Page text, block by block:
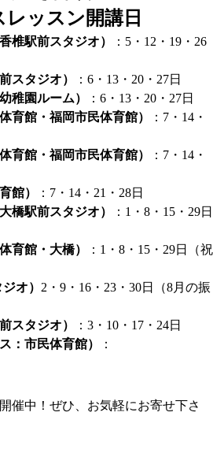
ッスン開講日
椎駅前スタジオ）
：5・12・19・26
スタジオ）
：6・13・20・27日
稚園ルーム）
：6・13・20・27日
育館・福岡市民体育館）
：7・14・
育館・福岡市民体育館）
：7・14・
館）
：7・14・21・28日
橋駅前スタジオ）
：1・8・15・29日
育館・大橋）
：1・8・15・29日（祝
オ） 2・9・16・23・30日（8月の振
スタジオ）
：3・10・17・24日
：市民体育館）
：
催中！ぜひ、お気軽にお寄せ下さ